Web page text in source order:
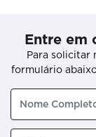
Entre em
Para solicitar
formulário